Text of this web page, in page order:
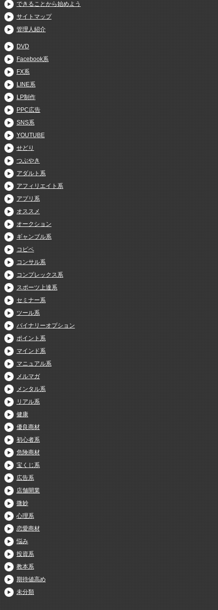
できることから始めよう
サイトマップ
管理人紹介
DVD
Facebook系
FX系
LINE系
LP制作
PPC広告
SNS系
YOUTUBE
せどり
つぶやき
アダルト系
アフィリエイト系
アプリ系
オススメ
オークション
ギャンブル系
コピペ
コンサル系
コンプレックス系
スポーツ上達系
セミナー系
ツール系
バイナリーオプション
ポイント系
マインド系
マニュアル系
メルマガ
メンタル系
リアル系
健康
優良商材
初心者系
危険商材
宝くじ系
広告系
店舗開業
微妙
心理系
恋愛商材
悩み
投資系
教本系
期待値高め
未分類